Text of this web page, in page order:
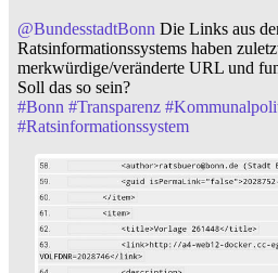
@BundesstadtBonn Die Links aus
Ratsinformationssystems haben
merkwürdige/veränderte URL und
Soll das so sein?
#Bonn #Transparenz #
#Ratsinformationssystem